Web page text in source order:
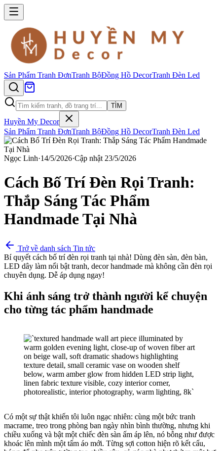
Sản Phẩm Tranh ĐơnTranh BộĐồng Hồ DecorTranh Đèn Led
TÌM
Huyền My Decor
Sản Phẩm Tranh ĐơnTranh BộĐồng Hồ DecorTranh Đèn Led
Ngọc Linh·14/5/2026·Cập nhật 23/5/2026
Cách Bố Trí Đèn Rọi Tranh:
Thắp Sáng Tác Phẩm
Handmade Tại Nhà
Trở về danh sách Tin tức
Bí quyết cách bố trí đèn rọi tranh tại nhà! Dùng đèn sàn, đèn bàn,
LED dây làm nổi bật tranh, decor handmade mà không cần đèn rọi
chuyên dụng. Dễ áp dụng ngay!
Khi ánh sáng trở thành người kể chuyện
cho từng tác phẩm handmade
Có một sự thật khiến tôi luôn ngạc nhiên: cùng một bức tranh
macrame, treo trong phòng ban ngày nhìn bình thường, nhưng khi
chiều xuống và bật một chiếc đèn sàn ấm áp lên, nó bỗng như được
khoác lên mình một tấm áo mới. Từng sợi cotton hiện rõ kết cấu,